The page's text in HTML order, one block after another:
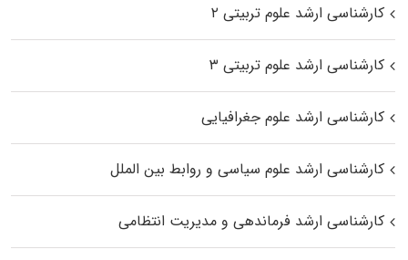
کارشناسی ارشد علوم تربیتی ۲
کارشناسی ارشد علوم تربیتی ۳
کارشناسی ارشد علوم جغرافیایی
کارشناسی ارشد علوم سیاسی و روابط بین الملل
کارشناسی ارشد فرماندهی و مدیریت انتظامی